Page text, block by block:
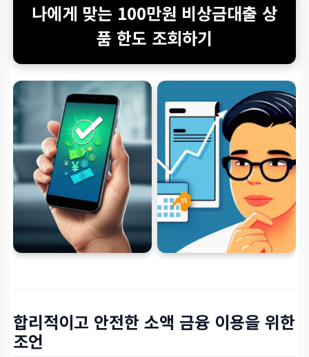
나에게 맞는 100만원 비상금대출 상
품 한도 조회하기
합리적이고 안전한 소액 금융 이용을 위한
조언